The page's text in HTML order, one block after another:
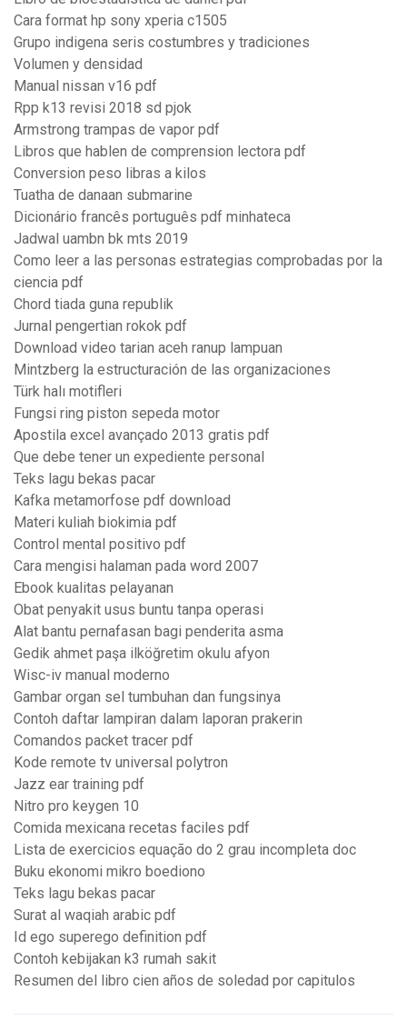
Cara format hp sony xperia c1505
Grupo indigena seris costumbres y tradiciones
Volumen y densidad
Manual nissan v16 pdf
Rpp k13 revisi 2018 sd pjok
Armstrong trampas de vapor pdf
Libros que hablen de comprension lectora pdf
Conversion peso libras a kilos
Tuatha de danaan submarine
Dicionário francês português pdf minhateca
Jadwal uambn bk mts 2019
Como leer a las personas estrategias comprobadas por la
ciencia pdf
Chord tiada guna republik
Jurnal pengertian rokok pdf
Download video tarian aceh ranup lampuan
Mintzberg la estructuración de las organizaciones
Türk halı motifleri
Fungsi ring piston sepeda motor
Apostila excel avançado 2013 gratis pdf
Que debe tener un expediente personal
Teks lagu bekas pacar
Kafka metamorfose pdf download
Materi kuliah biokimia pdf
Control mental positivo pdf
Cara mengisi halaman pada word 2007
Ebook kualitas pelayanan
Obat penyakit usus buntu tanpa operasi
Alat bantu pernafasan bagi penderita asma
Gedik ahmet paşa ilköğretim okulu afyon
Wisc-iv manual moderno
Gambar organ sel tumbuhan dan fungsinya
Contoh daftar lampiran dalam laporan prakerin
Comandos packet tracer pdf
Kode remote tv universal polytron
Jazz ear training pdf
Nitro pro keygen 10
Comida mexicana recetas faciles pdf
Lista de exercicios equação do 2 grau incompleta doc
Buku ekonomi mikro boediono
Teks lagu bekas pacar
Surat al waqiah arabic pdf
Id ego superego definition pdf
Contoh kebijakan k3 rumah sakit
Resumen del libro cien años de soledad por capitulos